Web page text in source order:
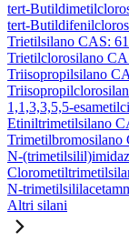
tert-
tert-
Trietilsilano CAS:
Trietilclorosilano
Triisopropilsilano
1,1,3,3,5,5-
Etiniltrimetilsilano
Trimetilbromosilano
N-
N-
Altri silani